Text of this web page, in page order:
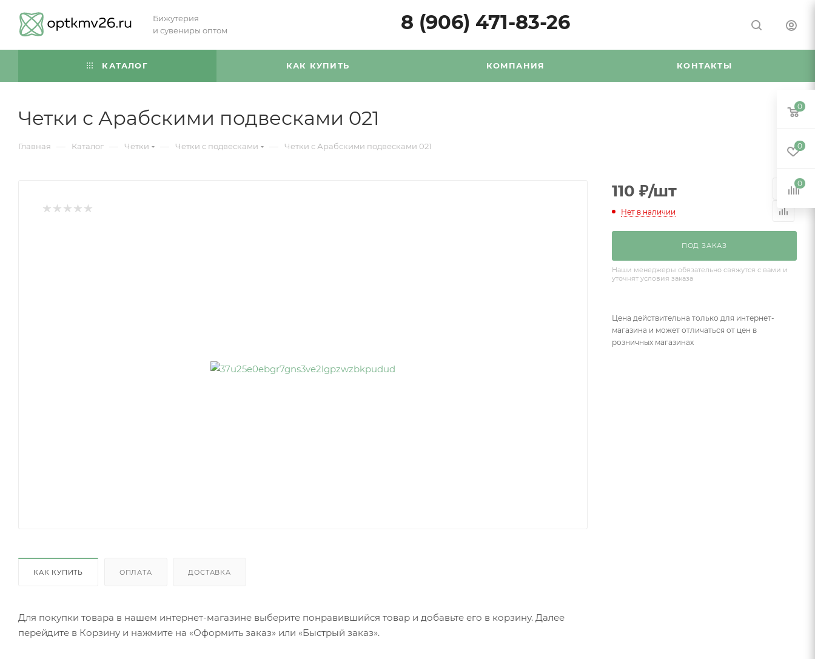
Бижутерия
и сувениры оптом
8 (906) 471-83-26
КАТАЛОГ КАК КУПИТЬ КОМПАНИЯ КОНТАКТЫ
Четки с Арабскими подвесками 021
Главная — Каталог — Чётки — Четки с подвесками — Четки с Арабскими подвесками 021
КАК КУПИТЬ ОПЛАТА ДОСТАВКА
Для покупки товара в нашем интернет-магазине выберите понравившийся товар и добавьте его в корзину. Далее
перейдите в Корзину и нажмите на «Оформить заказ» или «Быстрый заказ».
110 ₽/шт
Нет в наличии
ПОД ЗАКАЗ
Наши менеджеры обязательно свяжутся с вами и
уточнят условия заказа
Цена действительна только для интернет-
магазина и может отличаться от цен в
розничных магазинах
0
0
0